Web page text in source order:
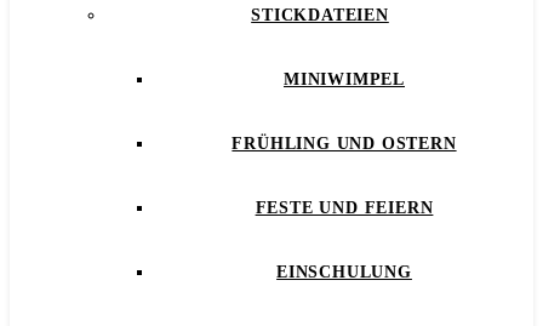
STICKDATEIEN
MINIWIMPEL
FRÜHLING UND OSTERN
FESTE UND FEIERN
EINSCHULUNG